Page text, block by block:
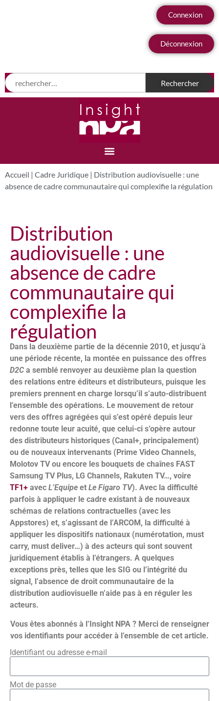
Connexion
Déconnexion
Accueil | Cadre Juridique | Distribution audiovisuelle : une
absence de cadre communautaire qui complexifie la régulation
Distribution
audiovisuelle : une
absence de cadre
communautaire qui
complexifie la
régulation
Dans la deuxième partie de la décennie 2010, et jusqu’à
une période récente, la montée en puissance des offres
D2C a semblé renvoyer au deuxième plan la question
des relations entre éditeurs et distributeurs, puisque les
premiers prennent en charge lorsqu’il s’auto-distribuent
l’ensemble des opérations. Le mouvement de retour
vers des offres agrégées qui s’est opéré depuis leur
redonne toute leur acuité, que celui-ci s’opère autour
des distributeurs historiques (Canal+, principalement)
ou de nouveaux intervenants (Prime Video Channels,
Molotov TV ou encore les bouquets de chaînes FAST
Samsung TV Plus, LG Channels, Rakuten TV…, voire
TF1+ avec L’Equipe et Le Figaro TV). Avec la difficulté
parfois à appliquer le cadre existant à de nouveaux
schémas de relations contractuelles (avec les
Appstores) et, s’agissant de l’ARCOM, la difficulté à
appliquer les dispositifs nationaux (numérotation, must
carry, must deliver…) à des acteurs qui sont souvent
juridiquement établis à l’étrangers. A quelques
exceptions près, telles que les SIG ou l’intégrité du
signal, l’absence de droit communautaire de la
distribution audiovisuelle n’aide pas à en réguler les
acteurs.
Vous êtes abonnés à l’Insight NPA ? Merci de renseigner
vos identifiants pour accéder à l’ensemble de cet article.
Identifiant ou adresse e-mail
Mot de passe